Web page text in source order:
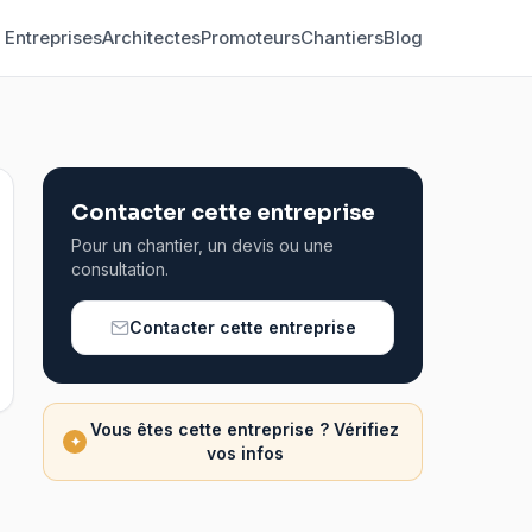
EntreprisesArchitectesPromoteursChantiersBlog
Contacter cette entreprise
Pour un chantier, un devis ou une
consultation.
Contacter cette entreprise
✦
Vous êtes cette entreprise ? Vérifiez
vos infos